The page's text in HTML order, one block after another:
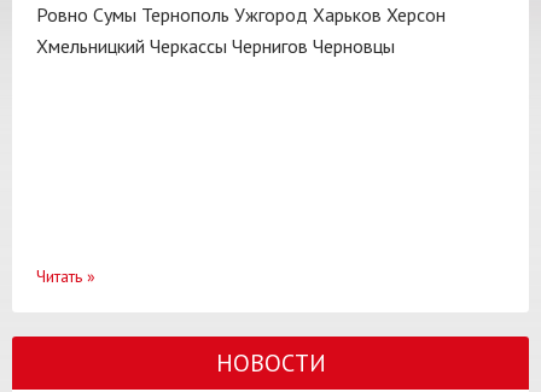
Ровно Сумы Тернополь Ужгород Харьков Херсон
Хмельницкий Черкассы Чернигов Черновцы
Читать »
НОВОСТИ